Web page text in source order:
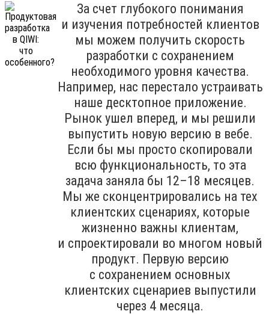
За счет глубокого понимания
и изучения потребностей клиентов
мы можем получить скорость
разработки с сохранением
необходимого уровня качества.
Например, нас перестало устраивать
наше десктопное приложение.
Рынок ушел вперед, и мы решили
выпустить новую версию в вебе.
Если бы мы просто скопировали
всю функциональность, то эта
задача заняла бы 12–18 месяцев.
Мы же сконцентрировались на тех
клиентских сценариях, которые
жизненно важны клиентам,
и спроектировали во многом новый
продукт. Первую версию
с сохранением основных
клиентских сценариев выпустили
через 4 месяца.